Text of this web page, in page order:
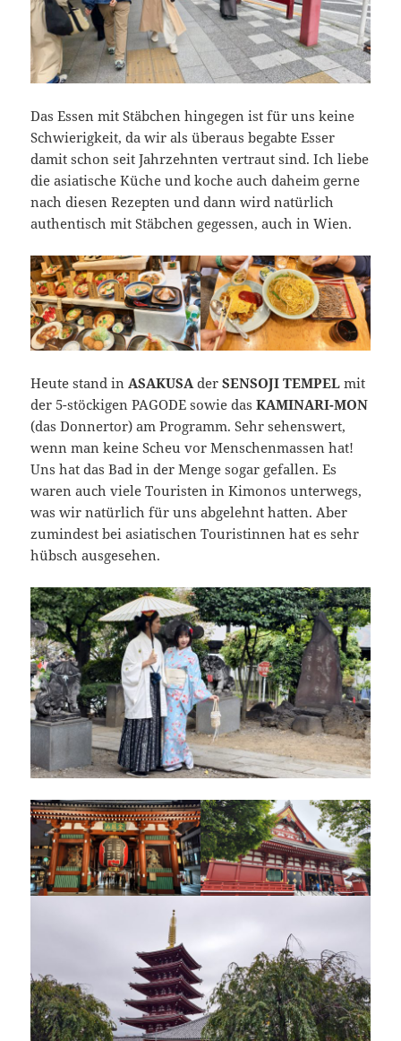
Das Essen mit Stäbchen hingegen ist für uns keine
Schwierigkeit, da wir als überaus begabte Esser
damit schon seit Jahrzehnten vertraut sind. Ich liebe
die asiatische Küche und koche auch daheim gerne
nach diesen Rezepten und dann wird natürlich
authentisch mit Stäbchen gegessen, auch in Wien.
Heute stand inASAKUSAderSENSOJI TEMPEL mit
der 5-stöckigen PAGODE sowie dasKAMINARI-MON
(das Donnertor) am Programm. Sehr sehenswert,
wenn man keine Scheu vor Menschenmassen hat!
Uns hat das Bad in der Menge sogar gefallen. Es
waren auch viele Touristen in Kimonos unterwegs,
was wir natürlich für uns abgelehnt hatten. Aber
zumindest bei asiatischen Touristinnen hat es sehr
hübsch ausgesehen.